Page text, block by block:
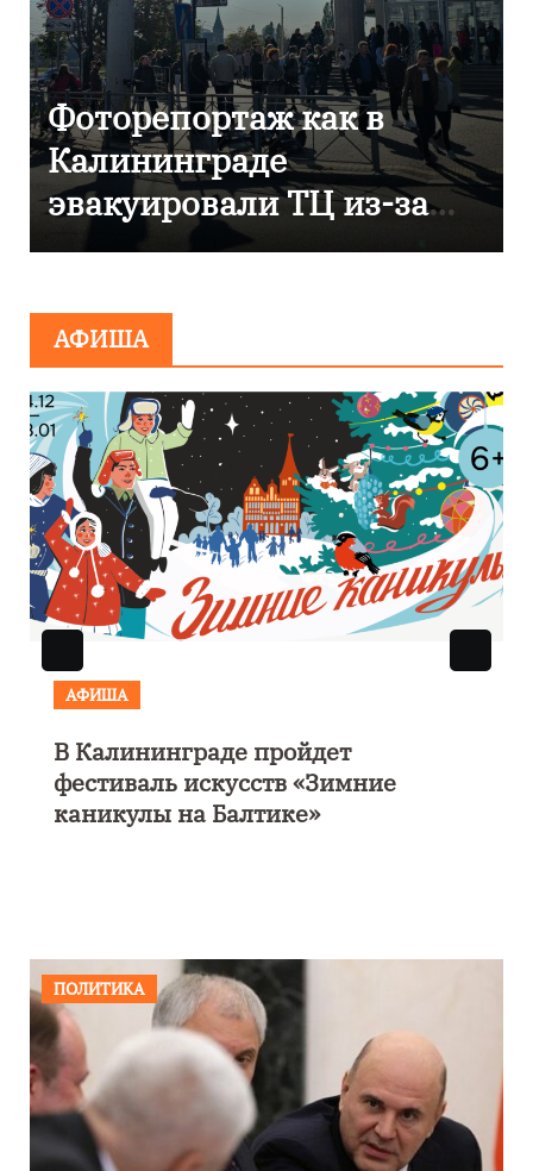
В Калининграде
отметили 80-летие
компании «Россети
Янтарь»
АФИША
АФИША
Выставка «Морской роман под
парусом» откроется 28 ноября в
Калининграде
ПОЛИТИКА